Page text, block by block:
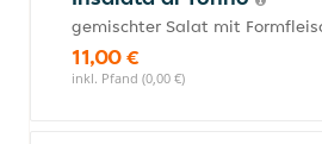
gemischter Salat mit
11,00 €
inkl. Pfand (0,00 €)